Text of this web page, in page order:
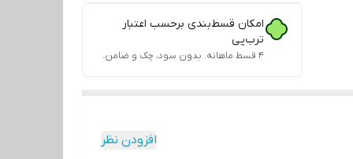
امکان قسط‌بندی برحسب اعتبار
ترب‌پی
۴ قسط ماهانه. بدون سود، چک و ضامن.
افزودن نظر